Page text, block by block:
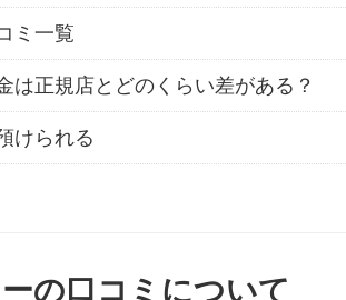
ミ一覧
は正規店とどのくらい差がある？
けられる
の口コミについて